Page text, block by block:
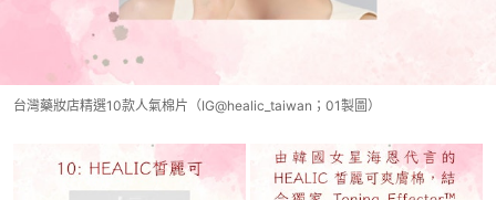
台灣藥妝店精選10款人氣棉片（IG@healic_taiwan；01製圖）